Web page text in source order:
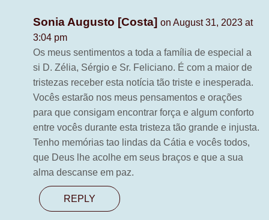
Sonia Augusto [Costa] on August 31, 2023 at
3:04 pm
Os meus sentimentos a toda a família de especial a
si D. Zélia, Sérgio e Sr. Feliciano. É com a maior de
tristezas receber esta notícia tão triste e inesperada.
Vocês estarão nos meus pensamentos e orações
para que consigam encontrar força e algum conforto
entre vocês durante esta tristeza tão grande e injusta.
Tenho memórias tao lindas da Cátia e vocês todos,
que Deus lhe acolhe em seus braços e que a sua
alma descanse em paz.
REPLY